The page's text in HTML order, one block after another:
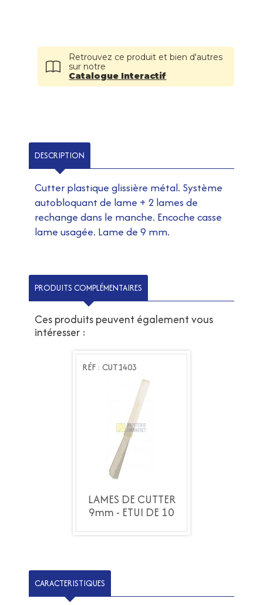
Retrouvez ce produit et bien d'autres
sur notre
Catalogue Interactif
DESCRIPTION
Cutter plastique glissière métal. Système
autobloquant de lame + 2 lames de
rechange dans le manche. Encoche casse
lame usagée. Lame de 9 mm.
PRODUITS COMPLÉMENTAIRES
Ces produits peuvent également vous
intéresser :
RÉF : CUT1403
LAMES DE CUTTER
9mm - ETUI DE 10
CARACTERISTIQUES